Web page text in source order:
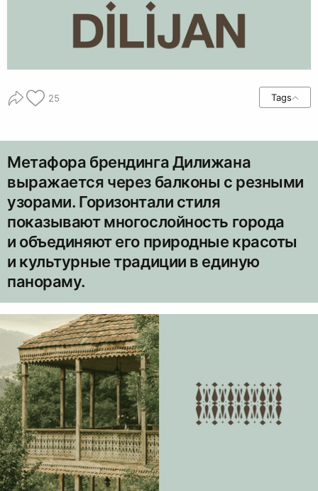
25 Tags
Метафора брендинга Дилижана
выражается через балконы с резными
узорами. Горизонтали стиля
показывают многослойность города
и объединяют его природные красоты
и культурные традиции в единую
панораму.